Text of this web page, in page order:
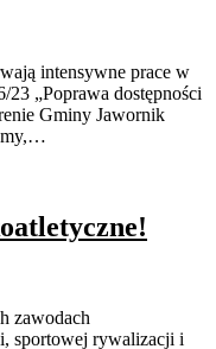
intensywne prace w
„Poprawa dostępności
Gminy Jawornik
zawodach
sportowej rywalizacji i